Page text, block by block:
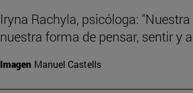
Iryna Rachyla, psicóloga:
nuestra forma de pensar, sentir y
Imagen Manuel Castells